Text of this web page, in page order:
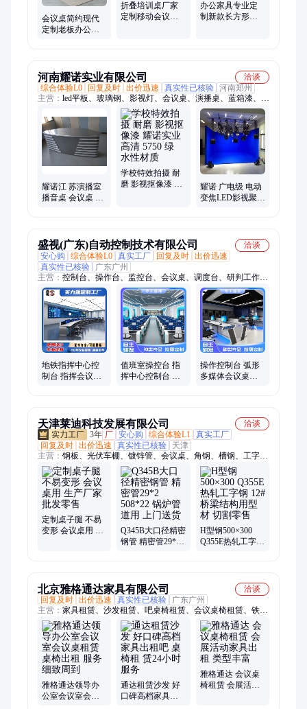
会议桌简约现代
定制老板办公室
折叠培训桌厂家
定制移动会议桌
办公家具专业定
制新款长方形办
河南耀诺实业有限公司
洽谈
综合体验L0
回复及时 出价迅速 真实性已核验 河南郑州
主营： led平板、玻璃钢、影视灯、会议桌、演播桌、蓝箱漆、演
播室、led影视、抠像漆、提词器、led灯具、平板灯、调光台、
聚光灯、播音桌、播控台、控制台、led灯光、播音台、灯具滑
车、抠像背景、轨道滑车、抠像地胶、背景幕布、挂灯滑车
耀诺江 苏演播室
播音桌 会议桌 演
学校特效拍摄 耐
磨 影视抠像漆 耀
耀诺 广电级 电动
变焦LED影视聚光
盛视(广东)自动控制技术有限公司
洽谈
安心购
综合体验L0 真实工厂 回复及时 出价迅速
真实性已核验
广东广州
主营： 控制台、操作台、监控台、会议桌、调度台、研判工作
台、信息分析工作台、指挥控制台、指挥中心控制台、研判台、
审讯台、升降控制台、升降工作台、数据分析台、鉴定工作台、
受理工作台、拆卸台、手机工作台、办公工作台、实验室工作
台、审讯工作台
地铁指挥中心控
制台 指挥会议桌
值班室操控台 指
挥中心控制台 升
操作控制台 弧形
多媒体会议桌网
天津莱迪科技发展有限公司
洽谈
3年 厂 安心购 综合体验L1 真实工厂
回复及时 出价迅速 真实性已核验
天津
主营： 钢板、光伏车棚、镀锌管、会议桌、角钢、槽钢、工字
钢、H型钢、方管、螺旋管、焊管、无缝管、锌铝镁圆管、镀锌
花纹钢板、镀锌花纹板、光伏地桩、镀锌光伏支架、镀锌无缝
管、钢板桩、吊围栏、锌铝镁方管、直缝焊管、高铁护栏立柱、
预埋件、螺旋地桩、镀锌椭圆管
定制桌子腿 不易
变形 会议桌用 生
Q345B大口径精密
钢管 精密管29*2
H型钢500×300
Q355E热轧工字钢
北京雅格通达家具有限公司
洽谈
回复及时 出价迅速 真实性已核验
广东广州
主营： 家具租赁、沙发租赁、吧桌椅租赁、会议桌椅租赁、铁马
一米线租赁、茶几租赁、折叠桌椅租赁、龙门架租赁、宴会桌椅
租赁、洽谈桌椅租赁、保鲜柜 冰柜、化妆台、化妆镜、户外家
具租赁、户外桌椅、圆桌租赁、遮阳伞、礼宾杆、帐篷、欧式沙
发家具、古典桌椅家具、发光家具、培训桌椅租赁、演讲台
雅格通达领导办
公室会议室会议
通达租赁沙发 好
口碑高档家具出
雅格通达 会议桌
椅租赁 会展活动